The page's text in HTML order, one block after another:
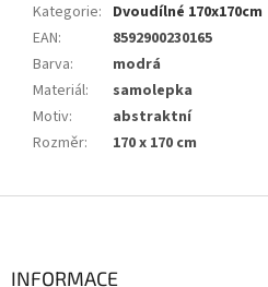
Kategorie: Dvoudílné 170x170cm
EAN:
8592900230165
Barva:
modrá
Materiál:
samolepka
Motiv:
abstraktní
Rozměr: 170 x 170 cm
INFORMACE